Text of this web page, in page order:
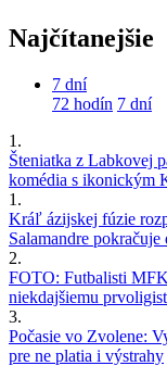
Najčítanejšie
7 dní
72 hodín 7 dní
1.
Šteniatka z Labkovej
komédia s ikonickým
1.
Kráľ ázijskej fúzie
Salamandre
2.
FOTO: Futbalisti
niekdajšiemu
3.
Počasie vo Zvolene:
pre ne platia i výstrahy